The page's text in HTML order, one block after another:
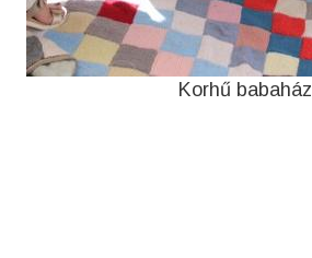
Korhű babaház